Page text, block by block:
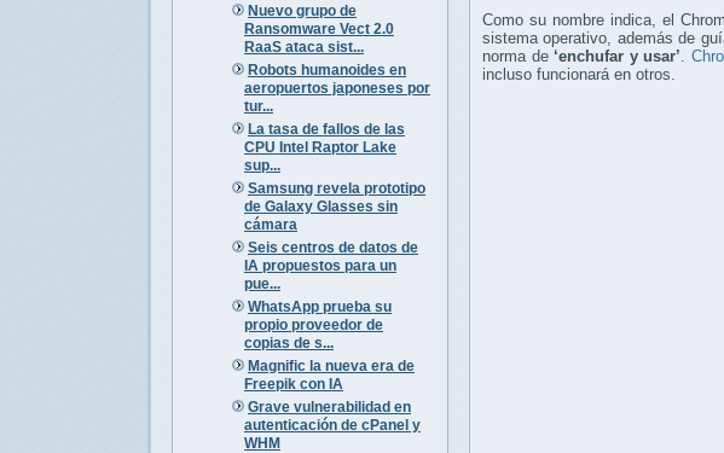
Nuevo grupo de
Ransomware Vect 2.0
RaaS ataca sist...
Robots humanoides en
aeropuertos japoneses por
tur...
La tasa de fallos de las
CPU Intel Raptor Lake
sup...
Samsung revela prototipo
de Galaxy Glasses sin
cámara
Seis centros de datos de
IA propuestos para un
pue...
WhatsApp prueba su
propio proveedor de
copias de s...
Magnific la nueva era de
Freepik con IA
Grave vulnerabilidad en
autenticación de cPanel y
WHM
Como su nombre indica, el
sistema operativo, además de
norma de ‘enchufar y usar’
incluso funcionará en otros.